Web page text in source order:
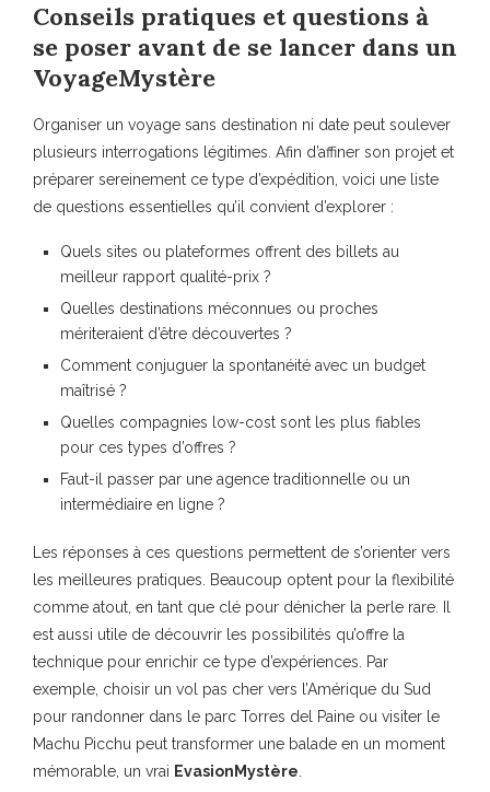
Conseils pratiques et questions à
se poser avant de se lancer dans un
VoyageMystère
Organiser un voyage sans destination ni date peut soulever
plusieurs interrogations légitimes. Afin d’affiner son projet et
préparer sereinement ce type d’expédition, voici une liste
de questions essentielles qu’il convient d’explorer :
Quels sites ou plateformes offrent des billets au
meilleur rapport qualité-prix ?
Quelles destinations méconnues ou proches
mériteraient d’être découvertes ?
Comment conjuguer la spontanéité avec un budget
maîtrisé ?
Quelles compagnies low-cost sont les plus fiables
pour ces types d’offres ?
Faut-il passer par une agence traditionnelle ou un
intermédiaire en ligne ?
Les réponses à ces questions permettent de s’orienter vers
les meilleures pratiques. Beaucoup optent pour la flexibilité
comme atout, en tant que clé pour dénicher la perle rare. Il
est aussi utile de découvrir les possibilités qu’offre la
technique pour enrichir ce type d’expériences. Par
exemple, choisir un vol pas cher vers l’Amérique du Sud
pour randonner dans le parc Torres del Paine ou visiter le
Machu Picchu peut transformer une balade en un moment
mémorable, un vrai EvasionMystère